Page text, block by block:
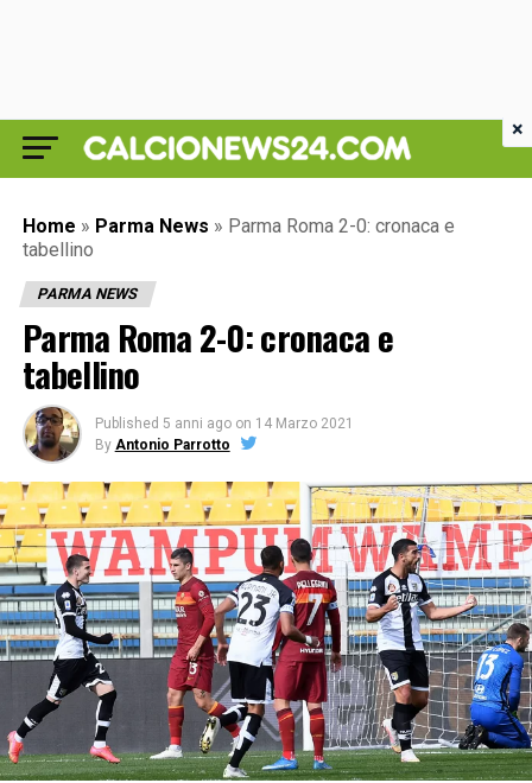
Home » Parma News » Parma Roma 2-0: cronaca e
tabellino
PARMA NEWS
Parma Roma 2-0: cronaca e
tabellino
Published 5 anni ago on 14 Marzo 2021
By Antonio Parrotto
×